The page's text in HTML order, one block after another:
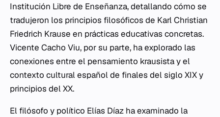
Institución Libre de Enseñanza, detallando cómo se
tradujeron los principios filosóficos de Karl Christian
Friedrich Krause en prácticas educativas concretas.
Vicente Cacho Viu, por su parte, ha explorado las
conexiones entre el pensamiento krausista y el
contexto cultural español de finales del siglo XIX y
principios del XX.
El filósofo y político Elías Díaz ha examinado la